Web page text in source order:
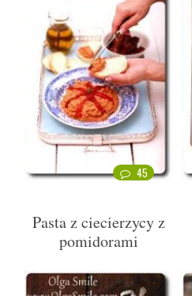
45
Pasta z ciecierzycy z
pomidorami